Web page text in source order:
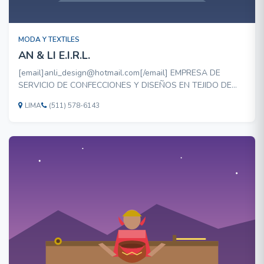
MODA Y TEXTILES
AN & LI E.I.R.L.
[email]anli_design@hotmail.com[/email] EMPRESA DE
SERVICIO DE CONFECCIONES Y DISEÑOS EN TEJIDO DE
ALMANAQUES EN TELA DE ACUERDO AL DISEÑO DEL
LIMA (511) 578-6143